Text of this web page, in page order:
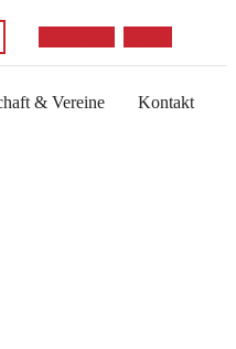
& Vereine Kontakt